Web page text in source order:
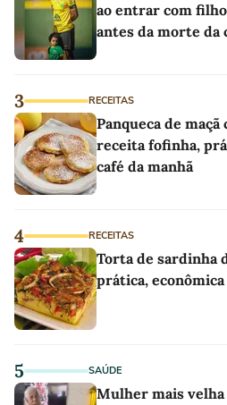
ao entrar com
antes da morte da
3 RECEITAS
Panqueca de
receita fofinha,
café da manhã
4 RECEITAS
Torta de sardinha
prática,
5 SAÚDE
Mulher mais velha